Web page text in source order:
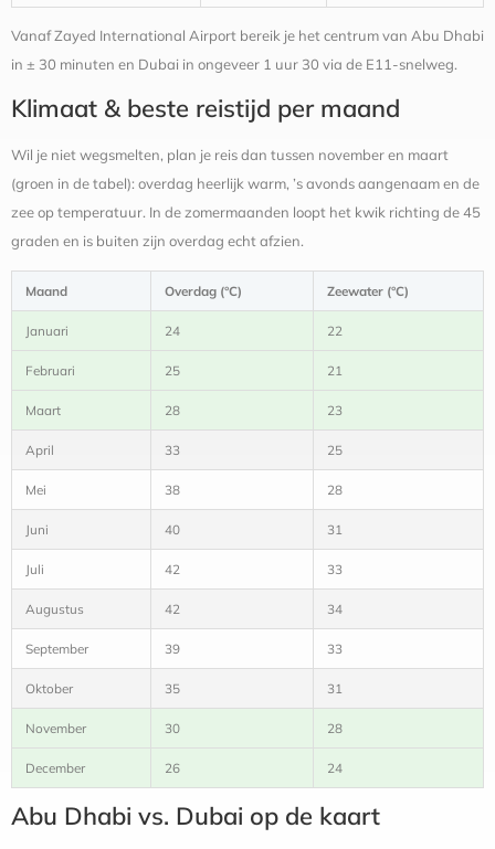
Vanaf Zayed International Airport bereik je het centrum van Abu Dhabi
in ± 30 minuten en Dubai in ongeveer 1 uur 30 via de E11-snelweg.
Klimaat & beste reistijd per maand
Wil je niet wegsmelten, plan je reis dan tussen november en maart
(groen in de tabel): overdag heerlijk warm, ’s avonds aangenaam en de
zee op temperatuur. In de zomermaanden loopt het kwik richting de 45
graden en is buiten zijn overdag echt afzien.
Maand Overdag (°C) Zeewater (°C)
Januari 24 22
Februari 25 21
Maart 28 23
April 33 25
Mei 38 28
Juni 40 31
Juli 42 33
Augustus 42 34
September 39 33
Oktober 35 31
November 30 28
December 26 24
Abu Dhabi vs. Dubai op de kaart